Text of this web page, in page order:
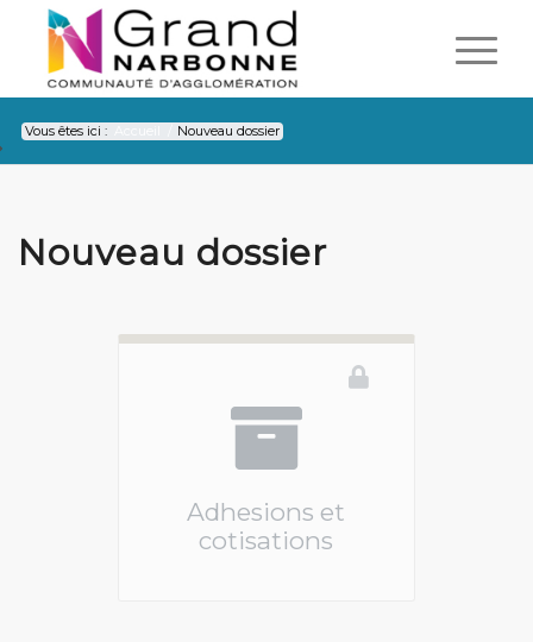
Vous êtes ici : Nouveau dossier
Nouveau dossier
Adhesions et
cotisations